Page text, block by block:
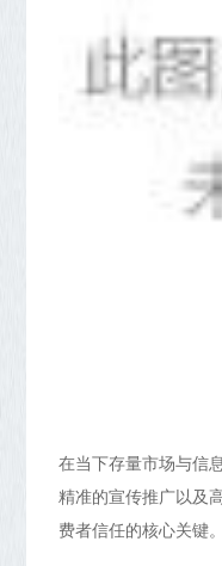
在当下存量市场与信
精准的宣传推广以及
费者信任的核心关键。